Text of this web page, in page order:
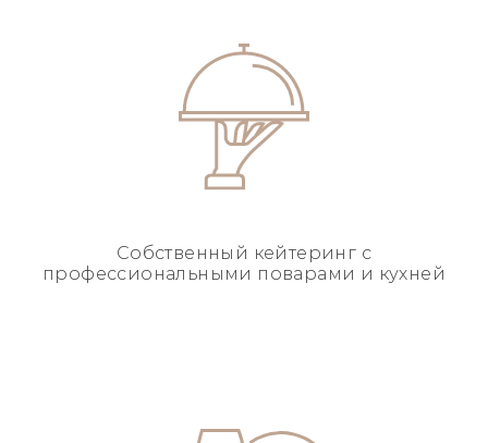
Собственный кейтеринг с
профессиональными поварами и кухней